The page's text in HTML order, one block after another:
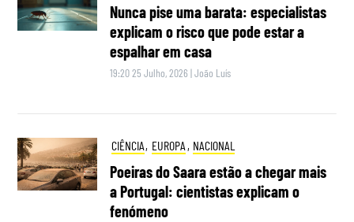
Nunca pise uma barata: especialistas
explicam o risco que pode estar a
espalhar em casa
19:20 25 Julho, 2026 |João Luís
CIÊNCIA, EUROPA , NACIONAL
Poeiras do Saara estão a chegar mais
a Portugal: cientistas explicam o
fenómeno